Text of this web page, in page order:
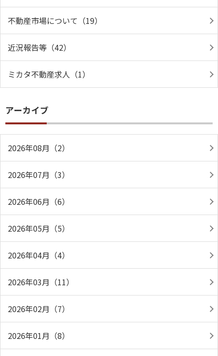
不動産市場について（19）
近況報告等（42）
ミカタ不動産求人（1）
アーカイブ
2026年08月（2）
2026年07月（3）
2026年06月（6）
2026年05月（5）
2026年04月（4）
2026年03月（11）
2026年02月（7）
2026年01月（8）